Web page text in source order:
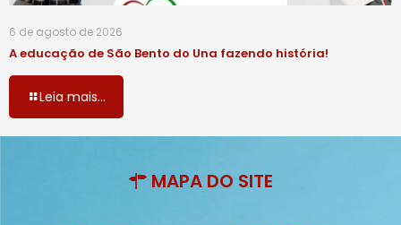
6 de agosto de 2026
A educação de São Bento do Una fazendo história!
Leia mais...
MAPA DO SITE